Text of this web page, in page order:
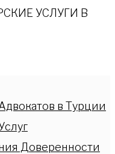
УСЛУГИ В
в Турции
Доверенности